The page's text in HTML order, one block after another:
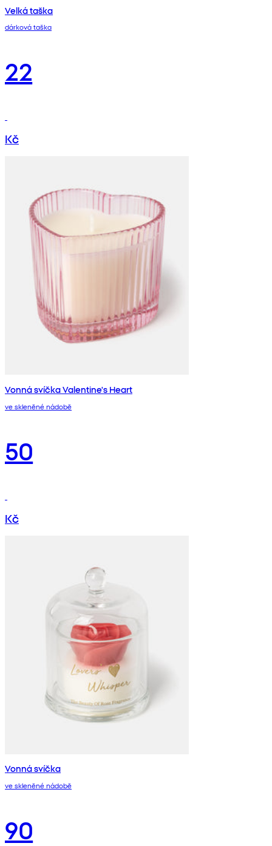
Velká taška
dárková taška
22
Kč
Vonná svíčka Valentine's Heart
ve skleněné nádobě
50
Kč
Vonná svíčka
ve skleněné nádobě
90